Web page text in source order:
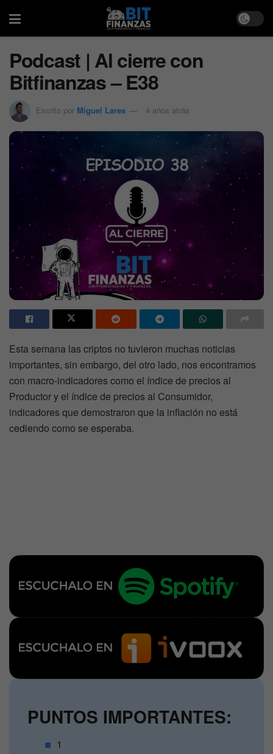
Podcast | Al cierre con
Bitfinanzas – E38
Escrito por Miguel Lares 4 años atrás
Esta semana las criptos no tuvieron muchas noticias
importantes, sin embargo, del otro lado, nos encontramos
con macro-indicadores como el índice de precios al
Productor y el índice de precios al Consumidor,
indicadores que demostraron que la inflación no está
cediendo como se esperaba.
PUNTOS IMPORTANTES:
1